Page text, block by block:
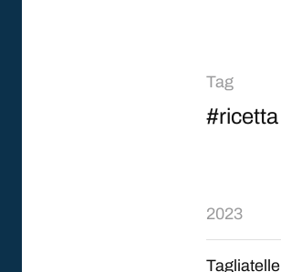
Tag
#ricetta
2023
Tagliatelle